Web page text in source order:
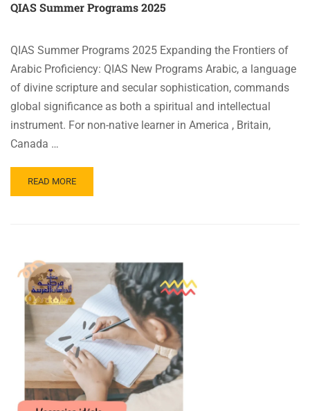
QIAS Summer Programs 2025
QIAS Summer Programs 2025 Expanding the Frontiers of
Arabic Proficiency: QIAS New Programs Arabic, a language
of divine scripture and secular sophistication, commands
global significance as both a spiritual and intellectual
instrument. For non-native learner in America , Britain,
Canada …
READ
MORE
2025
READ MORE